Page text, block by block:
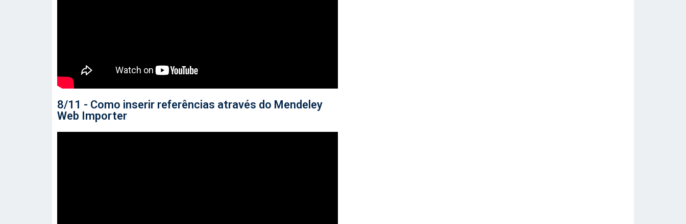
8/11 - Como inserir referências através do Mendeley
Web Importer